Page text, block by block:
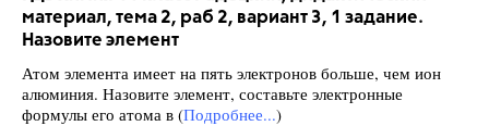
материал, тема 2, раб 2, вариант 3, 1 задание.
Назовите элемент
Атом элемента имеет на пять электронов больше, чем ион
алюминия. Назовите элемент, составьте электронные
формулы его атома в (Подробнее...)